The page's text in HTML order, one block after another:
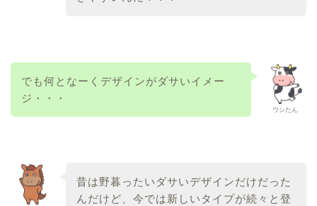
ウシたん
でも何となーくデザインがダサいイメー
ジ・・・
昔は野暮ったいダサいデザインだけだった
んだけど、今では新しいタイプが続々と登